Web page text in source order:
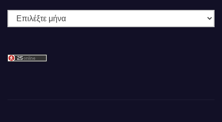
Ιστορικό